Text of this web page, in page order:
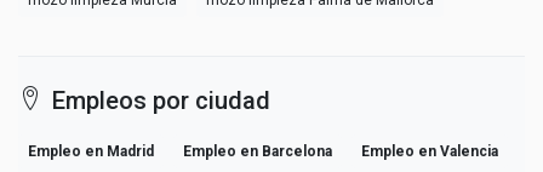
Empleos por ciudad
Empleo en Madrid Empleo en Barcelona Empleo en Valencia